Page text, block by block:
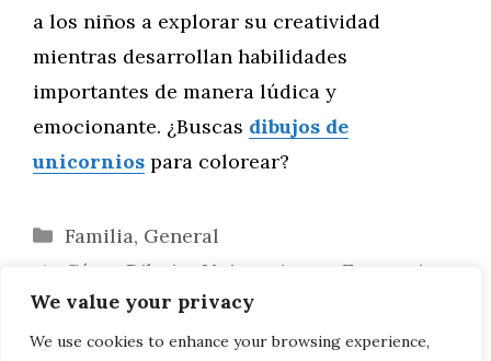
We value your privacy
We use cookies to enhance your browsing experience,
a los niños a explorar su creatividad
mientras desarrollan habilidades
importantes de manera lúdica y
emocionante. ¿Buscas dibujos de
unicornios para colorear?
Categorías
Familia, General
Cómo Dibujar Unicornios en Escenarios
Cotidianos: ¡En un Café y en la Oficina!
Diversión Creativa: Actividades de Dibujo